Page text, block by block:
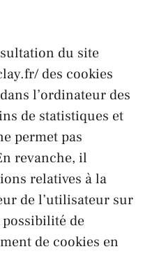
du site
des cookies
l’ordinateur des
de statistiques et
permet pas
revanche, il
relatives à la
de l’utilisateur sur
de
de cookies en